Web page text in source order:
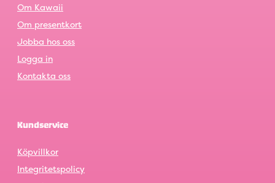
Om Kawaii
Om presentkort
Jobba hos oss
Logga in
Kontakta oss
Kundservice
Köpvillkor
Integritetspolicy